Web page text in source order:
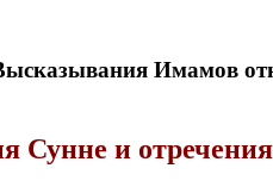
Имамов
и отречения